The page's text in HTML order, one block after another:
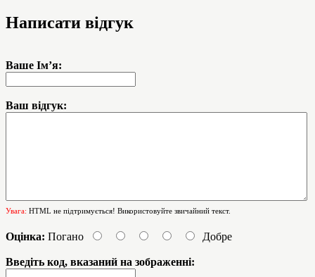
Написати відгук
Ваше Ім’я:
Ваш відгук:
Увага: HTML не підтримується! Використовуйте звичайний текст.
Оцінка: Погано Добре
Введіть код, вказаний на зображенні: